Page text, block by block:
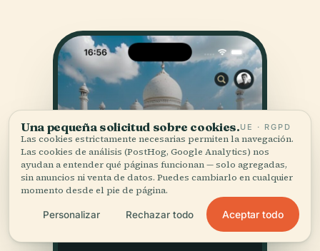
Una pequeña solicitud sobre cookies.UE · RGPD
Las cookies estrictamente necesarias permiten la navegación.
Las cookies de análisis (PostHog, Google Analytics) nos
ayudan a entender qué páginas funcionan — solo agregadas,
sin anuncios ni venta de datos. Puedes cambiarlo en cualquier
momento desde el pie de página.
Personalizar Rechazar todo Aceptar todo